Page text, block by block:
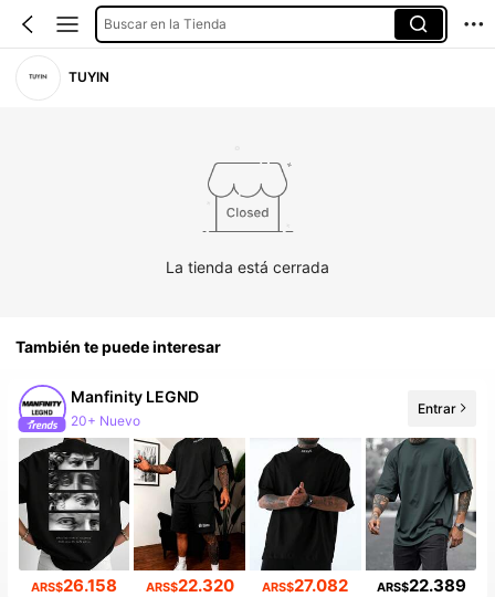
Buscar en la Tienda
TUYIN
La tienda está cerrada
También te puede interesar
Manfinity LEGND
20+ Nuevo
Entrar
ARS$26.158 ARS$22.320 ARS$27.082 ARS$22.389